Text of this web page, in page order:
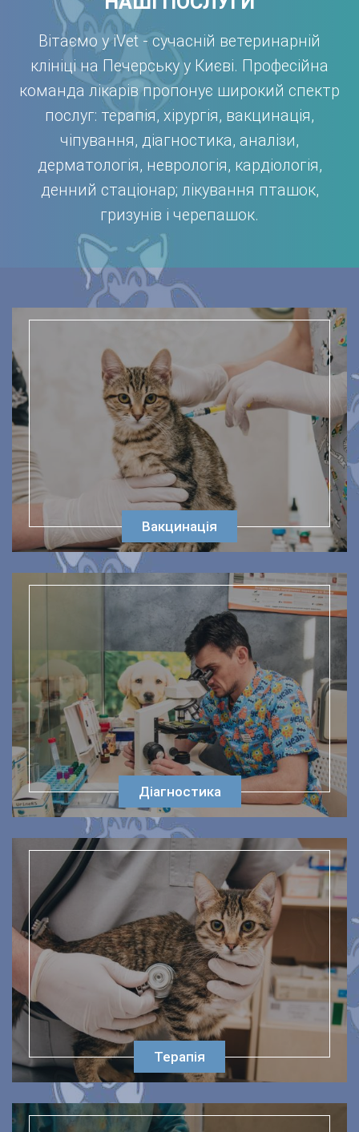
Вітаємо у iVet - сучасній ветеринарній
клініці на Печерську у Києві. Професійна
команда лікарів пропонує широкий спектр
послуг: терапія, хірургія, вакцинація,
чіпування, діагностика, аналізи,
дерматологія, неврологія, кардіологія,
денний стаціонар; лікування пташок,
гризунів і черепашок.
Вакцинація
Діагностика
Терапія